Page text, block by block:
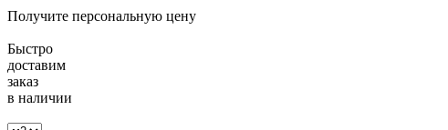
Получите персональную цену
Быстро
доставим
заказ
в наличии